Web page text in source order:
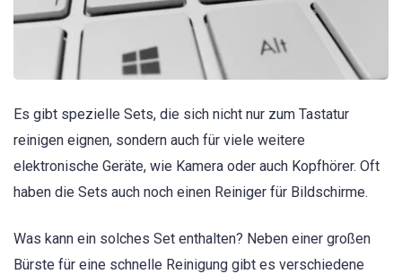
Es gibt spezielle Sets, die sich nicht nur zum Tastatur
reinigen eignen, sondern auch für viele weitere
elektronische Geräte, wie Kamera oder auch Kopfhörer. Oft
haben die Sets auch noch einen Reiniger für Bildschirme.
Was kann ein solches Set enthalten? Neben einer großen
Bürste für eine schnelle Reinigung gibt es verschiedene